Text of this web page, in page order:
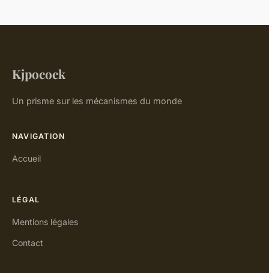
Kjpocock
Un prisme sur les mécanismes du monde
NAVIGATION
Accueil
LÉGAL
Mentions légales
Contact